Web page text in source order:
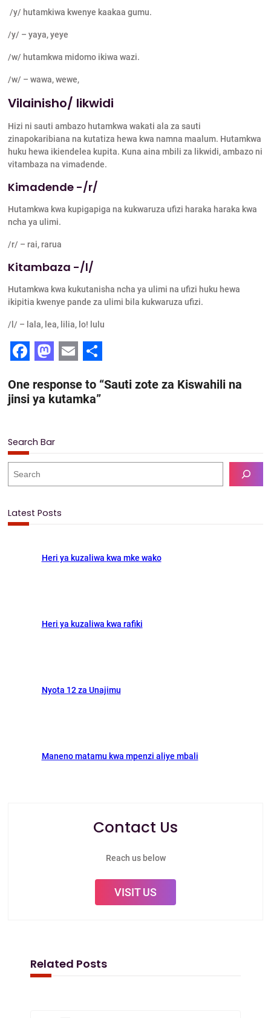
/y/ hutamkiwa kwenye kaakaa gumu.
/y/ – yaya, yeye
/w/ hutamkwa midomo ikiwa wazi.
/w/ – wawa, wewe,
Vilainisho/ likwidi
Hizi ni sauti ambazo hutamkwa wakati ala za sauti
zinapokaribiana na kutatiza hewa kwa namna maalum. Hutamkwa
huku hewa ikiendelea kupita. Kuna aina mbili za likwidi, ambazo ni
vitambaza na vimadende.
Kimadende -/r/
Hutamkwa kwa kupigapiga na kukwaruza ufizi haraka haraka kwa
ncha ya ulimi.
/r/ – rai, rarua
Kitambaza -/l/
Hutamkwa kwa kukutanisha ncha ya ulimi na ufizi huku hewa
ikipitia kwenye pande za ulimi bila kukwaruza ufizi.
/l/ – lala, lea, lilia, lo! lulu
a
c
b
o
o
k
a
s
o
d
o
n
m
a
l
h
a
e
One response to “Sauti zote za Kiswahili na
jinsi ya kutamka”
Search Bar
c
Latest Posts
Heri ya kuzaliwa kwa mke wako
Heri ya kuzaliwa kwa rafiki
Nyota 12 za Unajimu
Maneno matamu kwa mpenzi aliye mbali
Contact Us
Reach us below
VISIT US
Related Posts